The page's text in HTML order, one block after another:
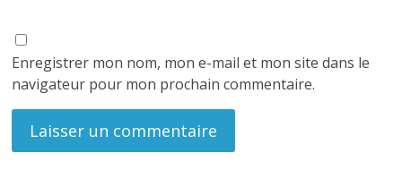
Enregistrer mon nom, mon e-mail et mon site dans le
navigateur pour mon prochain commentaire.